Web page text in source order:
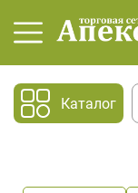
Каталог